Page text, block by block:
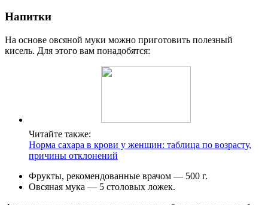
Напитки
На основе овсяной муки можно приготовить полезный
кисель. Для этого вам понадобятся:
Читайте также:
Норма сахара в крови у женщин: таблица по возрасту,
причины отклонений
Фрукты, рекомендованные врачом — 500 г.
Овсяная мука — 5 столовых ложек.